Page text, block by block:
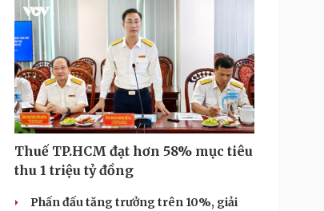
Thuế TP.HCM đạt hơn 58% mục tiêu
thu 1 triệu tỷ đồng
Phấn đấu tăng trưởng trên 10%, giải